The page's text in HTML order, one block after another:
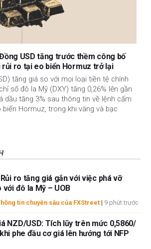
USD tăng trước thềm công bố
rủi ro tại eo biển Hormuz trở lại
tăng giá so với mọi loại tiền tệ chính
số đô la Mỹ (DXY) tăng 0,26% lên gần
dầu tăng 3% sau thông tin về lệnh cấm
Hormuz, trong khi vàng và bạc
ro tăng giá gắn với việc phá vỡ
với đô la Mỹ – UOB
tin chuyên sâu của FXStreet | 9 phút trước
NZD/USD: Tích lũy trên mức 0,5860/
phe đầu cơ giá lên hướng tới NFP